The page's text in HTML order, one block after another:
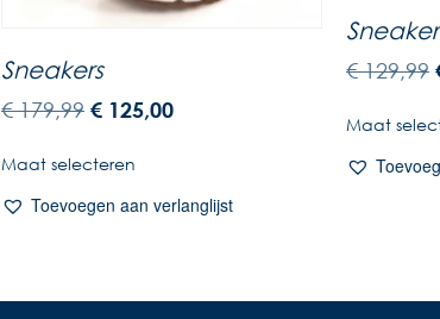
Sneakers
€179,99 € 125,00
Maat selecteren
Toevoegen aan verlanglijst
Sneaker
€129,99
Maat